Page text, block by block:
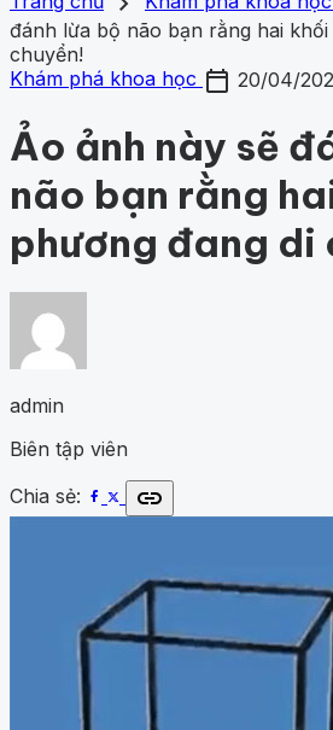
Chủ đề
Khám phá khoa học
Sức khỏe 201 Thế giới động vật
Gợi ý danh mục
Khám phá khoa học
động vật1001 bí ẩn Công nghệ
đánh lừa bộ não bạn rằng hai
chuyển!
Khám phá khoa học calendar_today 20/04/
Ảo ảnh này sẽ
não bạn rằng
phương đang di
admin
Biên tập viên
Chia sẻ:
link